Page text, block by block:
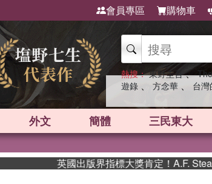
會員專區 購物車
熱搜： 東野圭吾 、
遊錄 、 方念華 、 台
外文 簡體 三民東大
英國出版界指標大獎肯定！A.F.